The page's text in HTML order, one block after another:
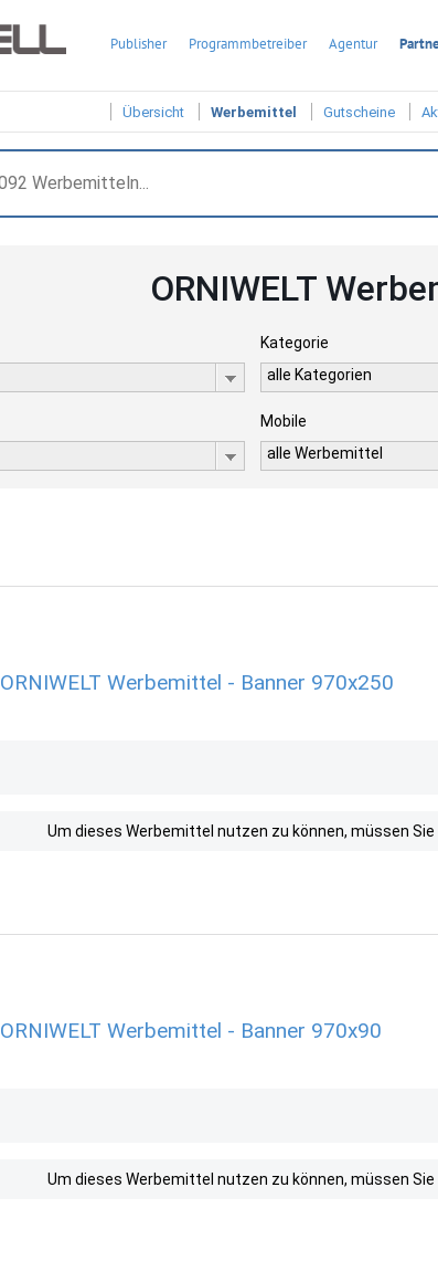
Publisher Programmbetreiber Agentur
Übersicht Werbemittel Gutscheine
ORNIWELT
Kategorie
alle Kategorien
Mobile
alle Werbemittel
ORNIWELT Werbemittel - Banner 970x250
Um dieses Werbemittel nutzen zu können, müssen
ORNIWELT Werbemittel - Banner 970x90
Um dieses Werbemittel nutzen zu können, müssen